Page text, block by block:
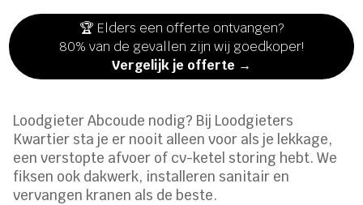
🏆 Elders een offerte ontvangen?
80% van de gevallen zijn wij goedkoper!
Vergelijk je offerte →
Loodgieter Abcoude nodig? Bij Loodgieters
Kwartier sta je er nooit alleen voor als je lekkage,
een verstopte afvoer of cv-ketel storing hebt. We
fiksen ook dakwerk, installeren sanitair en
vervangen kranen als de beste.